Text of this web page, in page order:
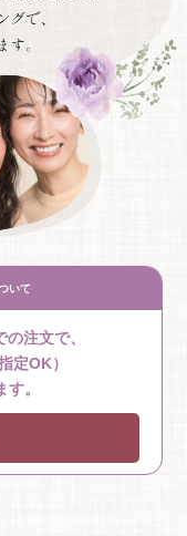
いて
注文で、
定OK）
。